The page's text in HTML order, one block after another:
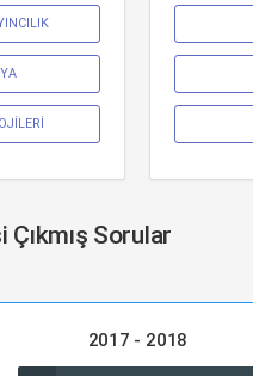
Sorular
2017 - 2018